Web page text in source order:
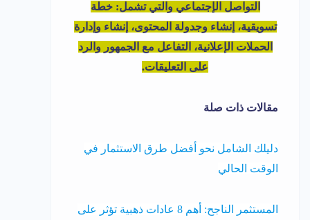
التواصل الإجتماعي والتي تشمل: خطة
تسويقية، إنشاء وجدولة المحتوى، إنشاء وإدارة
الحملات الإعلانية، التفاعل مع الجمهور والرد
على التعليقات.
مقالات ذات صلة
دليلك الشامل نحو أفضل طرق الاستثمار في
الوقت الحالي
المستثمر الناجح: أهم 8 عادات ذهبية تؤثر على